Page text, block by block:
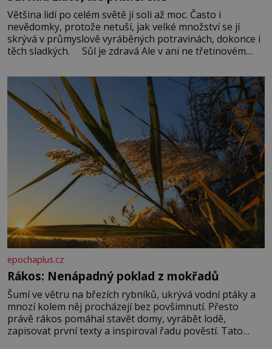
Většina lidí po celém světě jí soli až moc. Často i
nevědomky, protože netuší, jak velké množství se jí
skrývá v průmyslově vyráběných potravinách, dokonce i
těch sladkých. Sůl je zdravá Ale v ani ne třetinovém
základní složky– sodík a chlór – jsou zásadní pro
správné hospodaření
epochaplus.cz
Rákos: Nenápadný poklad z mokřadů
Šumí ve větru na březích rybníků, ukrývá vodní ptáky a
mnozí kolem něj procházejí bez povšimnutí. Přesto
právě rákos pomáhal stavět domy, vyrábět lodě,
zapisovat první texty a inspiroval řadu pověstí. Tato